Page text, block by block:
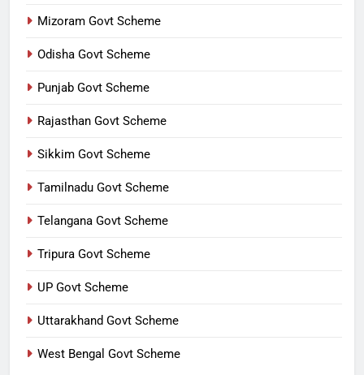
Mizoram Govt Scheme
Odisha Govt Scheme
Punjab Govt Scheme
Rajasthan Govt Scheme
Sikkim Govt Scheme
Tamilnadu Govt Scheme
Telangana Govt Scheme
Tripura Govt Scheme
UP Govt Scheme
Uttarakhand Govt Scheme
West Bengal Govt Scheme